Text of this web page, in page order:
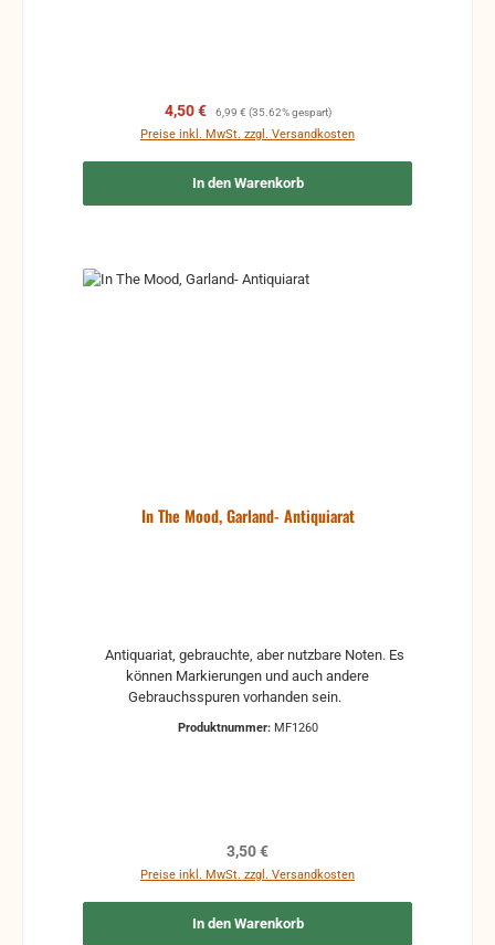
Verkaufspreis:
4,50 € Regulärer Preis:
6,99 € (35.62% gespart)
Preise inkl. MwSt. zzgl. Versandkosten
In den Warenkorb
In The Mood, Garland- Antiquiarat
können Markierungen und auch andere
Produktnummer: MF1260
Regulärer Preis:
3,50 €
Preise inkl. MwSt. zzgl. Versandkosten
In den Warenkorb